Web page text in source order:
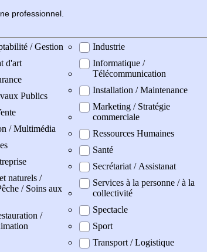
professionnel
/ Gestion
d'art
Publics
/ Multimédia
naturels /
/ Soins aux
/
Industrie
Informatique /
Télécommunication
Installation / Maintenance
Marketing / Stratégie
commerciale
Ressources Humaines
Santé
Secrétariat / Assistanat
Services à la personne / à la
collectivité
Spectacle
Sport
Transport / Logistique